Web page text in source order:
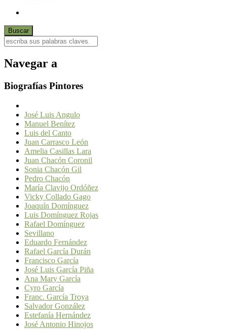
Navegar a
Biografías Pintores
José Luis Angulo
Manuel Benítez
Luis del Canto
Juan Carrasco León
Amelia Casillas Lara
Juan Chacón Coronil
Sonia Chacón Gil
Pedro Chacón
María Clavijo Ordóñez
Vicky Collado Gago
Joaquín Domínguez
Luis Domínguez Rojas
Rafael Domínguez
Sevillano
Eduardo Fernández
Rafael García Durán
Francisco García
José Luis García Piña
Ana Mary García
Cyro García
Franc. García Troya
Salvador González
Estefanía Hernández
José Antonio Hinojos